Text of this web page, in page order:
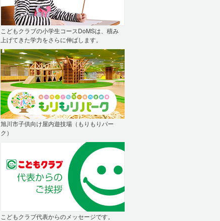
こどもクラブの小学生コースDoMSは、積み
上げてきた学力をさらに伸ばします。
旭川市子供向け屋内遊技場（もりもりパー
ク）
こどもクラブ代表からのメッセージです。